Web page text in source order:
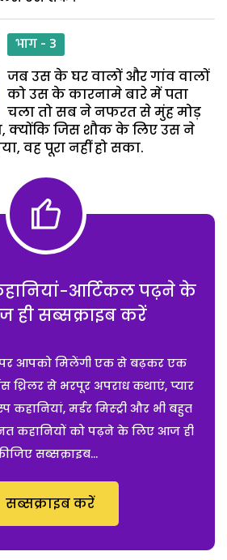
भाग - 3
जब उस के घर वालों और गांव वालों
को उस के कारनामे बारे में पता
चला तो सब ने नफरत से मुंह मोड़
क्योंकि जिस शौक के लिए उस ने
वह पूरा नहीं हो सका.
आर्टिकल पढ़ने के
ही सब्सक्राइब करें
पर आपको मिलेंगी एक से बढ़कर एक
थ्रिलर से भरपूर अपराध कथाएं, प्यार
मर्डर मिस्ट्री और भी बहुत
कहानियों को पढ़ने के लिए आज ही
सब्सक्राइब...
सब्सक्राइब करें